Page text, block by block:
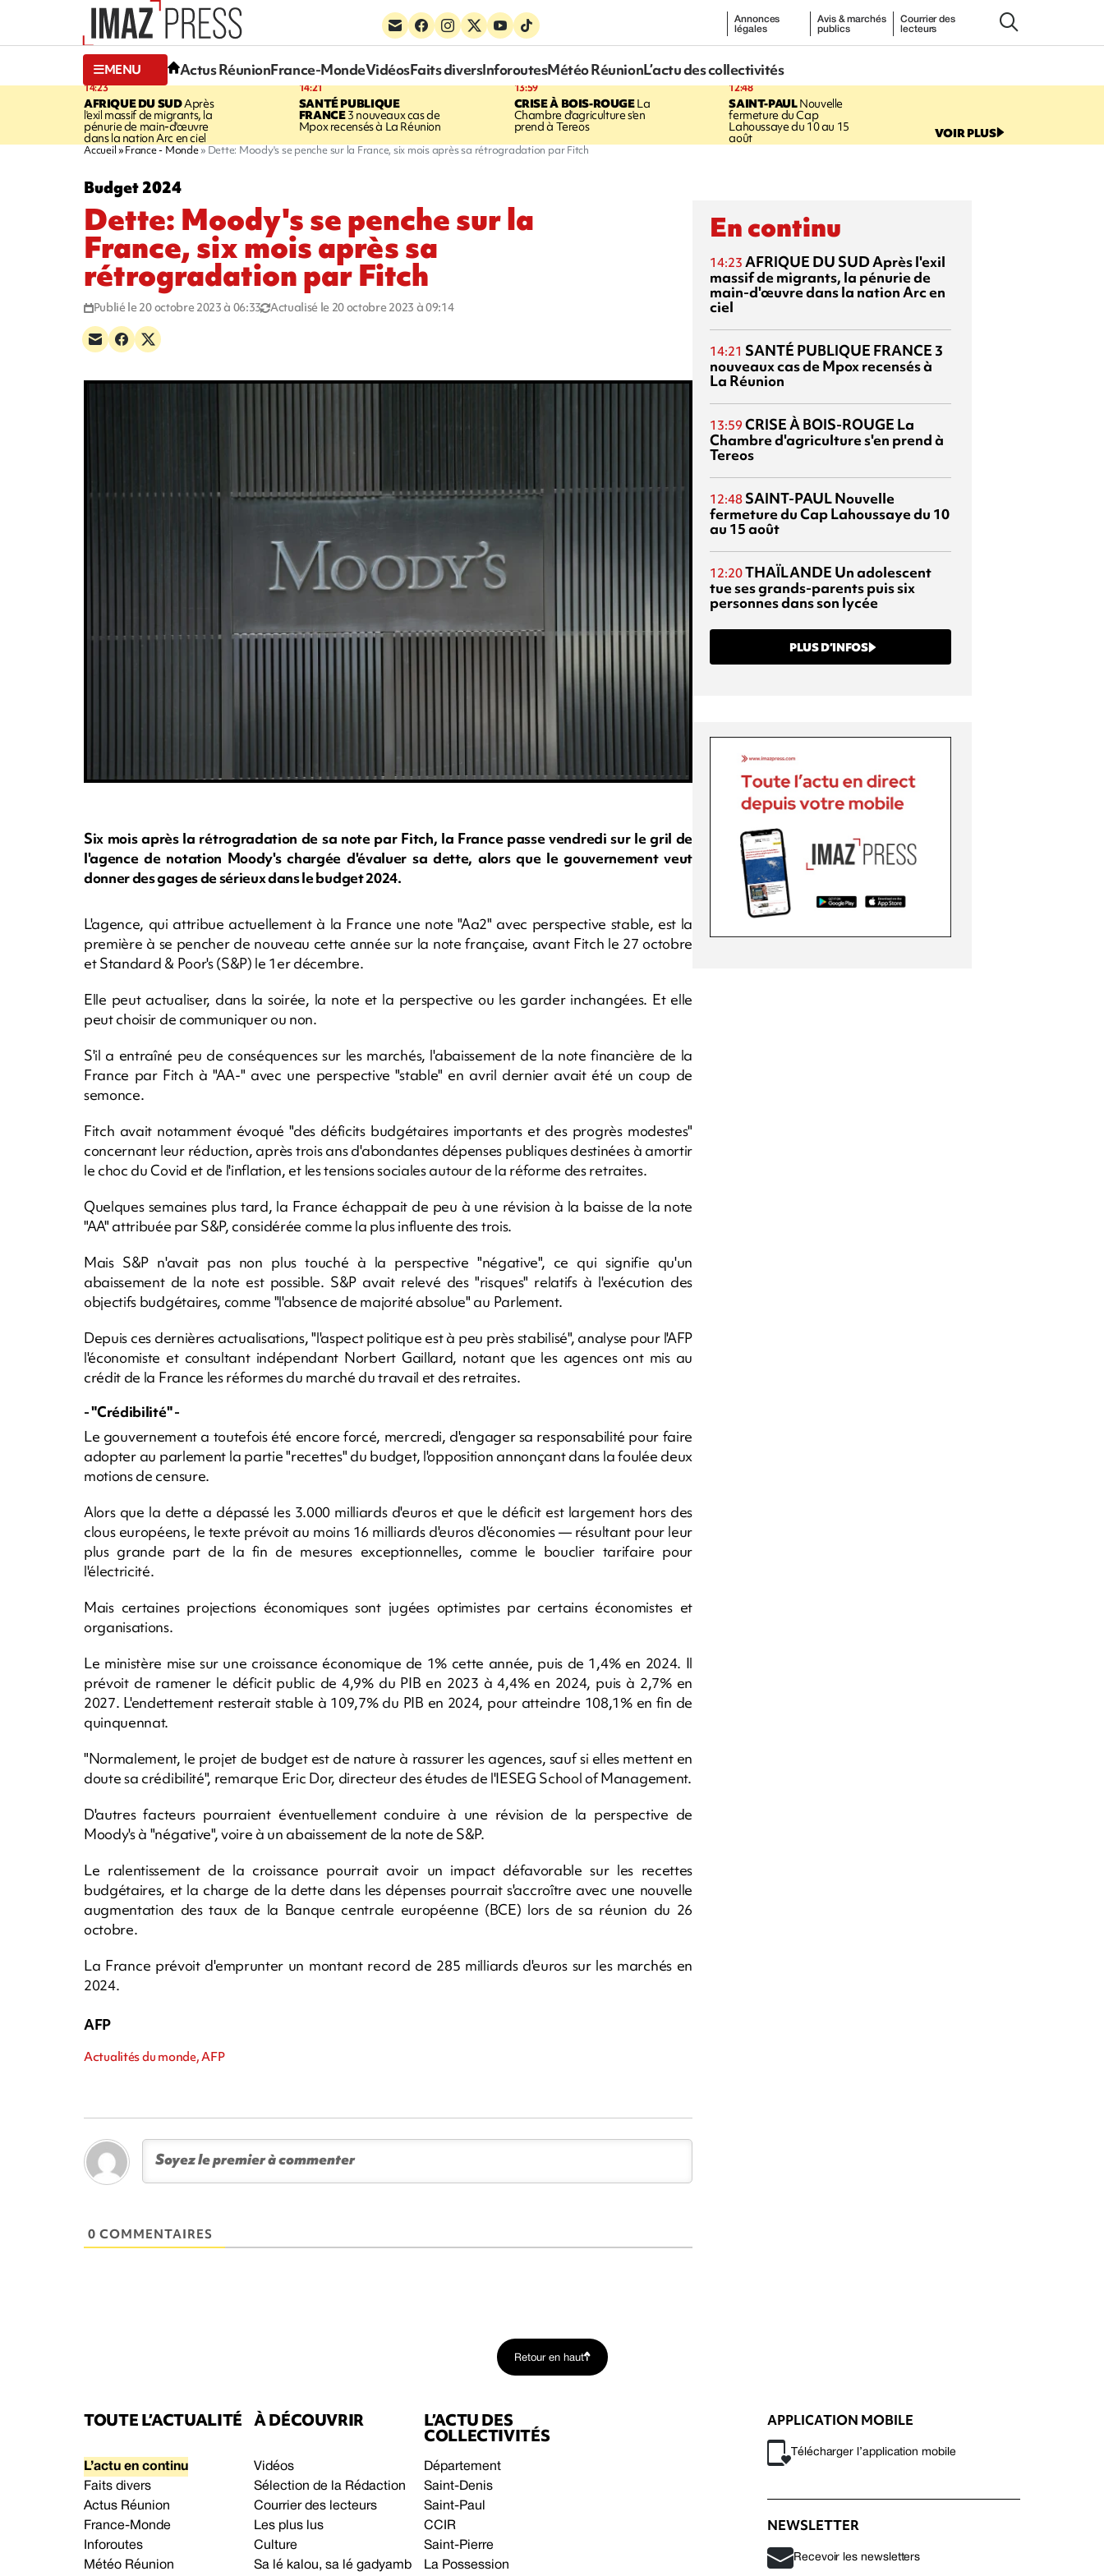
Annonces
légales
Avis & marchés
publics
Courrier des
lecteurs
MENU Actus RéunionFrance-MondeVidéosFaits diversInforoutesMétéo RéunionL’actu des collectivités
14:23
AFRIQUE DU SUDAprès
l'exil massif de migrants, la
pénurie de main-d'œuvre
dans la nation Arc en ciel
14:21
SANTÉ PUBLIQUE
FRANCE3 nouveaux cas de
Mpox recensés à La Réunion
13:59
CRISE À BOIS-ROUGELa
Chambre d'agriculture s'en
prend à Tereos
12:48
SAINT-PAULNouvelle
fermeture du Cap
Lahoussaye du 10 au 15
août VOIR PLUS
Accueil France - Monde Dette: Moody's se penche sur la France, six mois après sa rétrogradation par Fitch
Budget 2024
Dette: Moody's se penche sur la
France, six mois après sa
rétrogradation par Fitch
Publié le 20 octobre 2023 à 06:33 Actualisé le 20 octobre 2023 à 09:14
Six mois après la rétrogradation de sa note par Fitch, la France passe vendredi sur le gril de
l'agence de notation Moody's chargée d'évaluer sa dette, alors que le gouvernement veut
donner des gages de sérieux dans le budget 2024.
L'agence, qui attribue actuellement à la France une note "Aa2" avec perspective stable, est la
première à se pencher de nouveau cette année sur la note française, avant Fitch le 27 octobre
et Standard & Poor's (S&P) le 1er décembre.
Elle peut actualiser, dans la soirée, la note et la perspective ou les garder inchangées. Et elle
peut choisir de communiquer ou non.
S'il a entraîné peu de conséquences sur les marchés, l'abaissement de la note financière de la
France par Fitch à "AA-" avec une perspective "stable" en avril dernier avait été un coup de
semonce.
Fitch avait notamment évoqué "des déficits budgétaires importants et des progrès modestes"
concernant leur réduction, après trois ans d'abondantes dépenses publiques destinées à amortir
le choc du Covid et de l'inflation, et les tensions sociales autour de la réforme des retraites.
Quelques semaines plus tard, la France échappait de peu à une révision à la baisse de la note
"AA" attribuée par S&P, considérée comme la plus influente des trois.
Mais S&P n'avait pas non plus touché à la perspective "négative", ce qui signifie qu'un
abaissement de la note est possible. S&P avait relevé des "risques" relatifs à l'exécution des
objectifs budgétaires, comme "l'absence de majorité absolue" au Parlement.
Depuis ces dernières actualisations, "l'aspect politique est à peu près stabilisé", analyse pour l'AFP
l'économiste et consultant indépendant Norbert Gaillard, notant que les agences ont mis au
crédit de la France les réformes du marché du travail et des retraites.
- "Crédibilité" -
Le gouvernement a toutefois été encore forcé, mercredi, d'engager sa responsabilité pour faire
adopter au parlement la partie "recettes" du budget, l'opposition annonçant dans la foulée deux
motions de censure.
Alors que la dette a dépassé les 3.000 milliards d'euros et que le déficit est largement hors des
clous européens, le texte prévoit au moins 16 milliards d'euros d'économies — résultant pour leur
plus grande part de la fin de mesures exceptionnelles, comme le bouclier tarifaire pour
l'électricité.
Mais certaines projections économiques sont jugées optimistes par certains économistes et
organisations.
Le ministère mise sur une croissance économique de 1% cette année, puis de 1,4% en 2024. Il
prévoit de ramener le déficit public de 4,9% du PIB en 2023 à 4,4% en 2024, puis à 2,7% en
2027. L'endettement resterait stable à 109,7% du PIB en 2024, pour atteindre 108,1% en fin de
quinquennat.
"Normalement, le projet de budget est de nature à rassurer les agences, sauf si elles mettent en
doute sa crédibilité", remarque Eric Dor, directeur des études de l'IESEG School of Management.
D'autres facteurs pourraient éventuellement conduire à une révision de la perspective de
Moody's à "négative", voire à un abaissement de la note de S&P.
Le ralentissement de la croissance pourrait avoir un impact défavorable sur les recettes
budgétaires, et la charge de la dette dans les dépenses pourrait s'accroître avec une nouvelle
augmentation des taux de la Banque centrale européenne (BCE) lors de sa réunion du 26
octobre.
La France prévoit d'emprunter un montant record de 285 milliards d'euros sur les marchés en
2024.
AFP
Actualités du monde, AFP
0 COMMENTAIRES
En continu
14:23 AFRIQUE DU SUDAprès l'exil
massif de migrants, la pénurie de
main-d'œuvre dans la nation Arc en
ciel
14:21 SANTÉ PUBLIQUE FRANCE 3
nouveaux cas de Mpox recensés à
La Réunion
13:59 CRISE À BOIS-ROUGE La
Chambre d'agriculture s'en prend à
Tereos
12:48 SAINT-PAULNouvelle
fermeture du Cap Lahoussaye du 10
au 15 août
12:20THAÏLANDE Un adolescent
tue ses grands-parents puis six
personnes dans son lycée
PLUS D’INFOS
Retour en haut
TOUTE L’ACTUALITÉ
L’actu en continu
Faits divers
Actus Réunion
France-Monde
Inforoutes
Météo Réunion
À DÉCOUVRIR
Vidéos
Sélection de la Rédaction
Courrier des lecteurs
Les plus lus
Culture
Sa lé kalou, sa lé gadyamb
L’ACTU DES
COLLECTIVITÉS
Département
Saint-Denis
Saint-Paul
CCIR
Saint-Pierre
La Possession
APPLICATION MOBILE
Télécharger l’application mobile
NEWSLETTER
Recevoir les newsletters